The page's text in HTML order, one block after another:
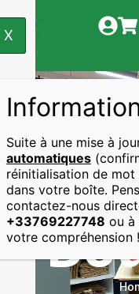
X
Suite à une mise à
automatiques
réinitialisation de
dans votre boîte.
contactez-nous
+33769227748 ou à
votre compréhension !